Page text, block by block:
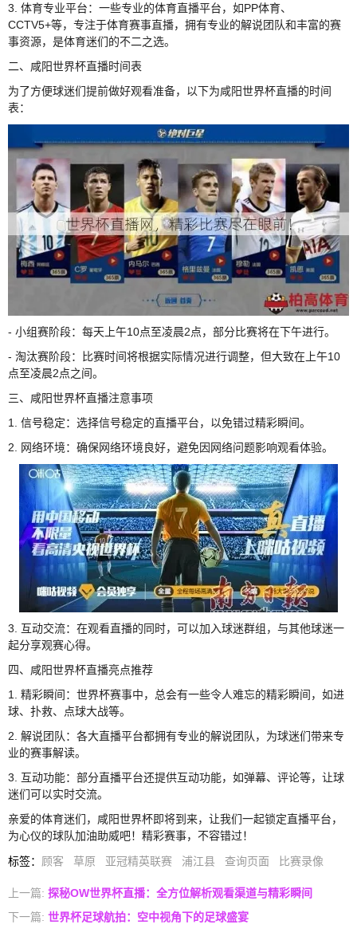
3. 体育专业平台：一些专业的体育直播平台，如PP体育、
CCTV5+等，专注于体育赛事直播，拥有专业的解说团队和丰富的赛
事资源，是体育迷们的不二之选。
二、咸阳世界杯直播时间表
为了方便球迷们提前做好观看准备，以下为咸阳世界杯直播的时间
表：
- 小组赛阶段：每天上午10点至凌晨2点，部分比赛将在下午进行。
- 淘汰赛阶段：比赛时间将根据实际情况进行调整，但大致在上午10
点至凌晨2点之间。
三、咸阳世界杯直播注意事项
1. 信号稳定：选择信号稳定的直播平台，以免错过精彩瞬间。
2. 网络环境：确保网络环境良好，避免因网络问题影响观看体验。
3. 互动交流：在观看直播的同时，可以加入球迷群组，与其他球迷一
起分享观赛心得。
四、咸阳世界杯直播亮点推荐
1. 精彩瞬间：世界杯赛事中，总会有一些令人难忘的精彩瞬间，如进
球、扑救、点球大战等。
2. 解说团队：各大直播平台都拥有专业的解说团队，为球迷们带来专
业的赛事解读。
3. 互动功能：部分直播平台还提供互动功能，如弹幕、评论等，让球
迷们可以实时交流。
亲爱的体育迷们，咸阳世界杯即将到来，让我们一起锁定直播平台，
为心仪的球队加油助威吧！精彩赛事，不容错过！
标签： 顾客 草原 亚冠精英联赛 浦江县 查询页面 比赛录像
上一篇: 探秘OW世界杯直播：全方位解析观看渠道与精彩瞬间
下一篇: 世界杯足球航拍：空中视角下的足球盛宴